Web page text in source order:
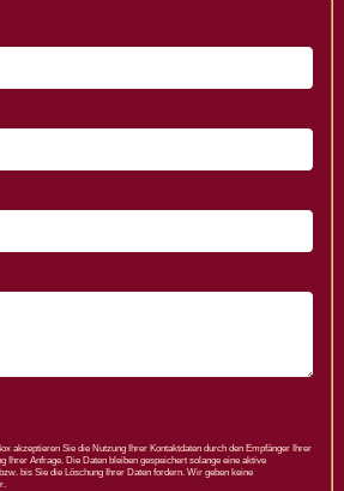
akzeptieren Sie die Nutzung Ihrer Kontaktdaten durch den Empfänger Ihrer
Ihrer Anfrage. Die Daten bleiben gespeichert solange eine aktive
bis Sie die Löschung Ihrer Daten fordern. Wir geben keine